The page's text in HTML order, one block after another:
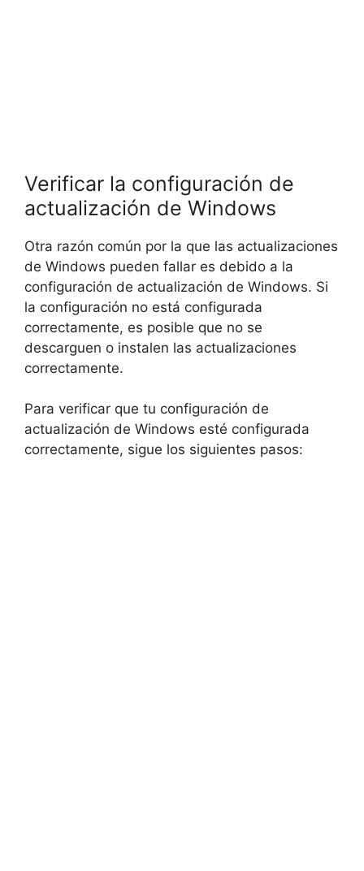
Verificar la configuración de
actualización de Windows
Otra razón común por la que las actualizaciones
de Windows pueden fallar es debido a la
configuración de actualización de Windows. Si
la configuración no está configurada
correctamente, es posible que no se
descarguen o instalen las actualizaciones
correctamente.
Para verificar que tu configuración de
actualización de Windows esté configurada
correctamente, sigue los siguientes pasos: